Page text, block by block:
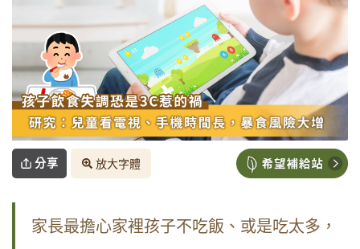
分享 放大字體
家長最擔心家裡孩子不吃飯、或是吃太多，